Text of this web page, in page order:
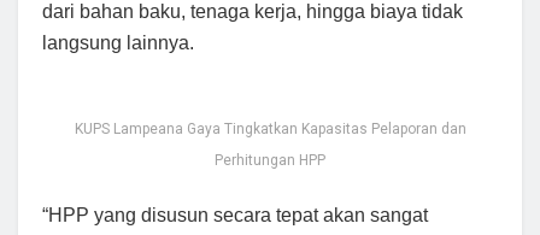
dari bahan baku, tenaga kerja, hingga biaya tidak
langsung lainnya.
KUPS Lampeana Gaya Tingkatkan Kapasitas Pelaporan dan
Perhitungan HPP
“HPP yang disusun secara tepat akan sangat